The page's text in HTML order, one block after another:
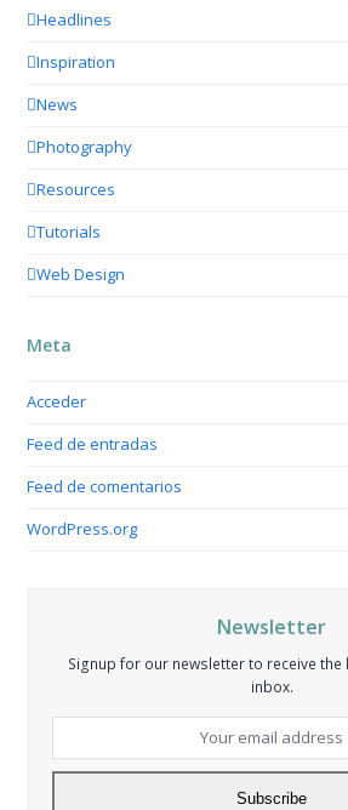
Headlines
Inspiration
News
Photography
Resources
Tutorials
Web Design
Meta
Acceder
Feed de entradas
Feed de comentarios
WordPress.org
Newsletter
Signup for our newsletter to receive the
inbox.
email
address
Subscribe